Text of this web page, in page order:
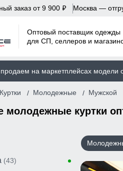
заказ от 9 900 p Москва —
Оптовый поставщик одежды
для СП, селлеров и
на маркетплейсах модели
Куртки Молодежные Мужской
молодежные куртки
(43)